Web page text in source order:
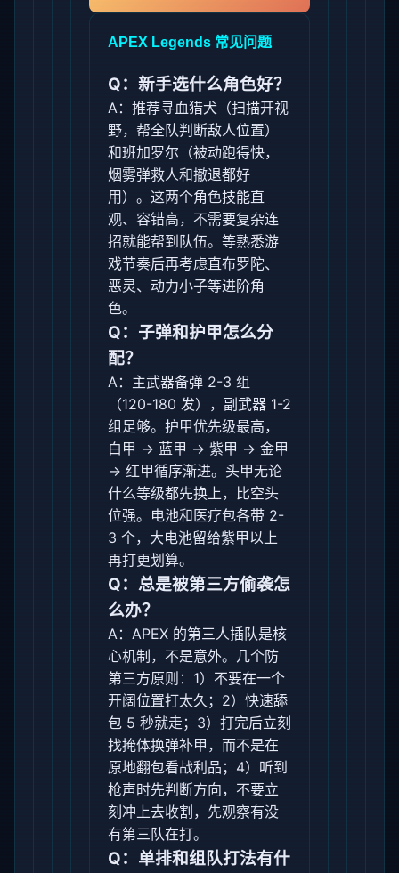
APEX Legends 常见问题
Q：新手选什么角色好？
A：推荐寻血猎犬（扫描开视
野，帮全队判断敌人位置）
和班加罗尔（被动跑得快，
烟雾弹救人和撤退都好
用）。这两个角色技能直
观、容错高，不需要复杂连
招就能帮到队伍。等熟悉游
戏节奏后再考虑直布罗陀、
恶灵、动力小子等进阶角
色。
Q：子弹和护甲怎么分
配？
A：主武器备弹 2-3 组
（120-180 发），副武器 1-2
组足够。护甲优先级最高，
白甲 -> 蓝甲 -> 紫甲 -> 金甲
-> 红甲循序渐进。头甲无论
什么等级都先换上，比空头
位强。电池和医疗包各带 2-
3 个，大电池留给紫甲以上
再打更划算。
Q：总是被第三方偷袭怎
么办？
A：APEX 的第三人插队是核
心机制，不是意外。几个防
第三方原则：1）不要在一个
开阔位置打太久；2）快速舔
包 5 秒就走；3）打完后立刻
找掩体换弹补甲，而不是在
原地翻包看战利品；4）听到
枪声时先判断方向，不要立
刻冲上去收割，先观察有没
有第三队在打。
Q：单排和组队打法有什